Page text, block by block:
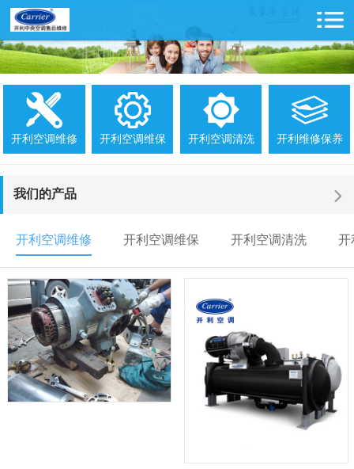
开利空调维修 开利空调维保 开利空调清洗 开利维修保养
我们的产品
开利空调维修 开利空调维保 开利空调清洗 开